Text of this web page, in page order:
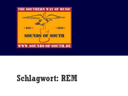
Schlagwort:REM